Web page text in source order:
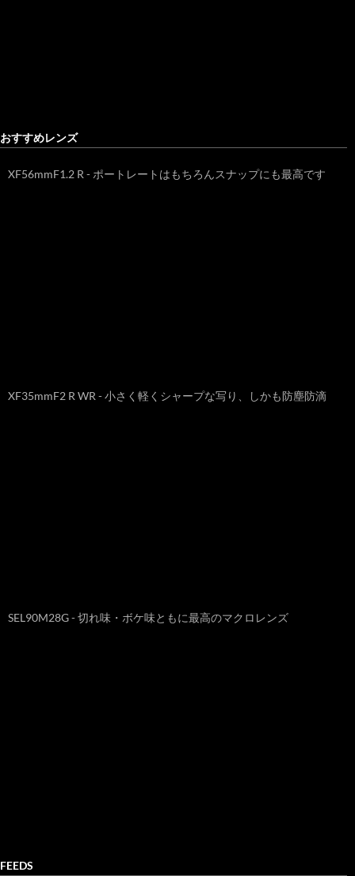
おすすめレンズ
XF56mmF1.2 R - ポートレートはもちろんスナップにも最高です
XF35mmF2 R WR - 小さく軽くシャープな写り、しかも防塵防滴
SEL90M28G - 切れ味・ボケ味ともに最高のマクロレンズ
FEEDS